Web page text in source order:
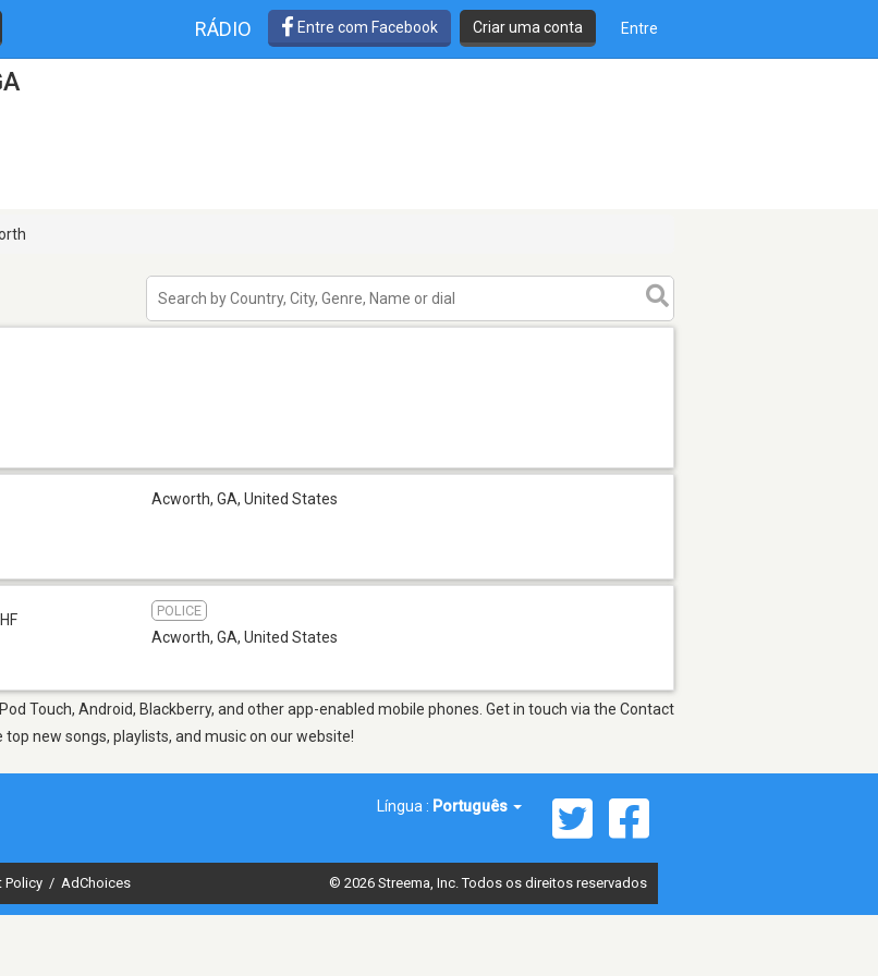
RÁDIO Entre com Facebook Criar uma conta Entre
Acworth, GA, United States
POLICE
Acworth, GA, United States
Touch, Android, Blackberry, and other app-enabled mobile phones. Get in touch via the Contact
new songs, playlists, and music on our website!
Língua : Português
Policy / AdChoices © 2026 Streema, Inc. Todos os direitos reservados